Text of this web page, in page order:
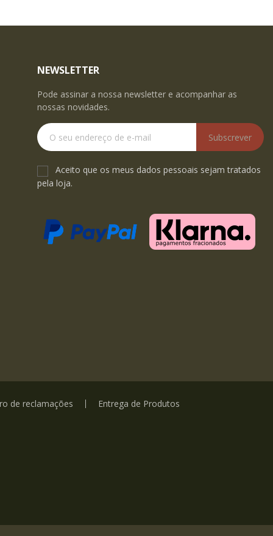
NEWSLETTER
Pode assinar a nossa newsletter e acompanhar as
nossas novidades.
Subscrever
Aceito que os meus dados pessoais sejam tratados
pela loja.
de reclamações Entrega de Produtos